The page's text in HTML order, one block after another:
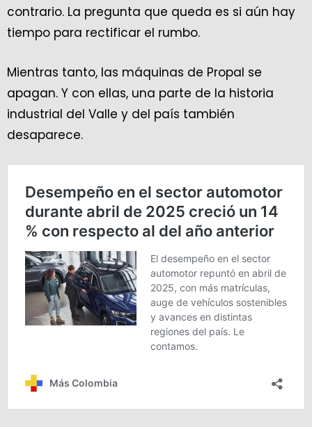
contrario. La pregunta que queda es si aún hay
tiempo para rectificar el rumbo.
Mientras tanto, las máquinas de Propal se
apagan. Y con ellas, una parte de la historia
industrial del Valle y del país también
desaparece.